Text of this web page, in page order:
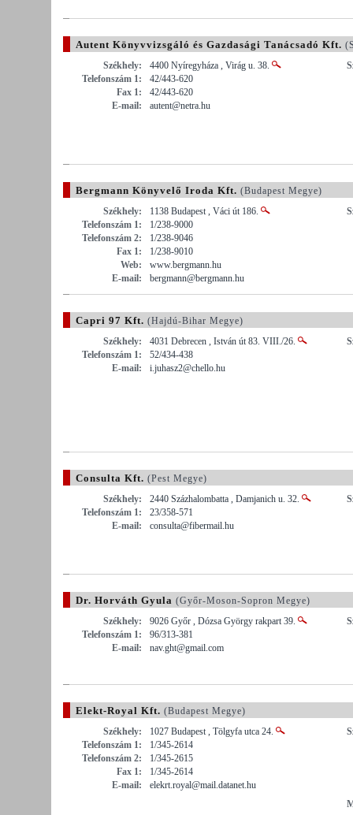
Autent Könyvvizsgáló és Gazdasági Tanácsadó Kft.
Székhely:
4400 Nyíregyháza , Virág u. 38.
Telefonszám 1:
42/443-620
Fax 1:
42/443-620
E-mail:
autent@netra.hu
Bergmann Könyvelő Iroda Kft. (Budapest Megye)
Székhely:
1138 Budapest , Váci út 186.
Telefonszám 1:
1/238-9000
Telefonszám 2:
1/238-9046
Fax 1:
1/238-9010
Web:
www.bergmann.hu
E-mail:
bergmann@bergmann.hu
Capri 97 Kft. (Hajdú-Bihar Megye)
Székhely:
4031 Debrecen , István út 83. VIII./26.
Telefonszám 1:
52/434-438
E-mail:
i.juhasz2@chello.hu
Consulta Kft. (Pest Megye)
Székhely:
2440 Százhalombatta , Damjanich u. 32.
Telefonszám 1:
23/358-571
E-mail:
consulta@fibermail.hu
Dr. Horváth Gyula (Győr-Moson-Sopron Megye)
Székhely:
9026 Győr , Dózsa György rakpart 39.
Telefonszám 1:
96/313-381
E-mail:
nav.ght@gmail.com
Elekt-Royal Kft. (Budapest Megye)
Székhely:
1027 Budapest , Tölgyfa utca 24.
Telefonszám 1:
1/345-2614
Telefonszám 2:
1/345-2615
Fax 1:
1/345-2614
E-mail:
elekrt.royal@mail.datanet.hu